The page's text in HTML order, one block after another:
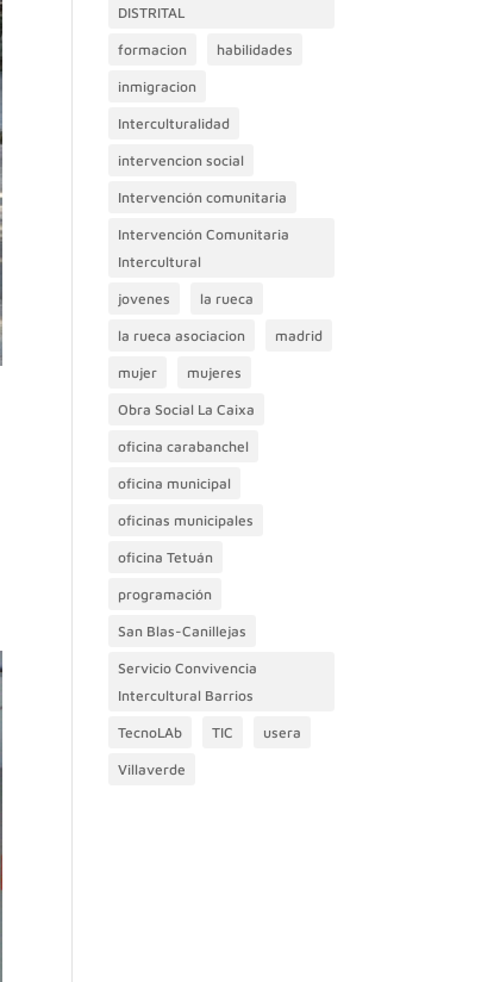
DISTRITAL
formacion habilidades
inmigracion
Interculturalidad
intervencion social
Intervención comunitaria
Intervención Comunitaria
Intercultural
jovenes la rueca
la rueca asociacion madrid
mujer mujeres
Obra Social La Caixa
oficina carabanchel
oficina municipal
oficinas municipales
oficina Tetuán
programación
San Blas-Canillejas
Servicio Convivencia
Intercultural Barrios
TecnoLAb TIC usera
Villaverde